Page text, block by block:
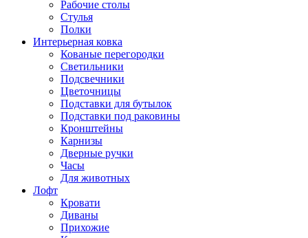
Рабочие столы
Стулья
Полки
Интерьерная ковка
Кованые перегородки
Светильники
Подсвечники
Цветочницы
Подставки для бутылок
Подставки под раковины
Кронштейны
Карнизы
Дверные ручки
Часы
Для животных
Лофт
Кровати
Диваны
Прихожие